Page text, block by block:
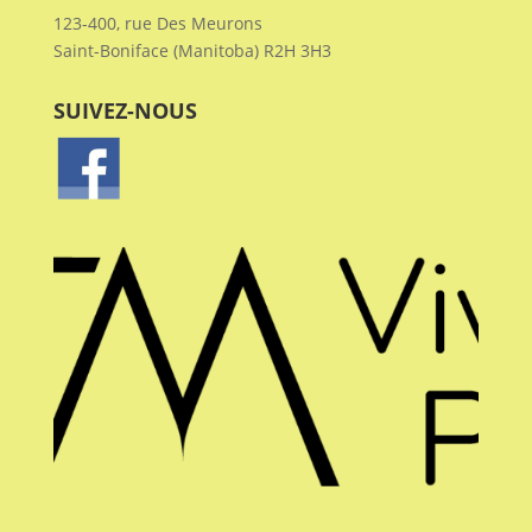
Voir sur Facebook
2 3 0
Il peut être difficile de savoir où
trouver de l'aide. L'
ORSW Santé
des francophones
offre des
personnes ressources pour les
aînés. Elles peuvent discuter avec
123-400, rue Des Meurons
Saint-Boniface (Manitoba) R2H 3H3
SUIVEZ-NOUS